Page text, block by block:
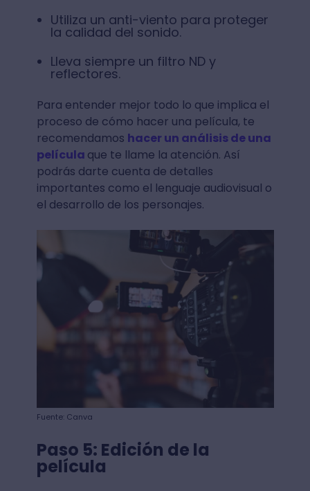
Utiliza un anti-viento para proteger
la calidad del sonido.
Lleva siempre un filtro ND y
reflectores.
Para entender mejor todo lo que implica el
proceso de cómo hacer una película, te
recomendamos hacer un análisis de una
película que te llame la atención. Así
podrás darte cuenta de detalles
importantes como el lenguaje audiovisual o
el desarrollo de los personajes.
Fuente: Canva
Paso 5: Edición de la
película